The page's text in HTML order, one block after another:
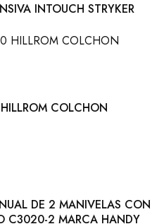
INTOUCH STRYKER
COLCHON
DE 2 MANIVELAS CON
C3020-2 MARCA HANDY